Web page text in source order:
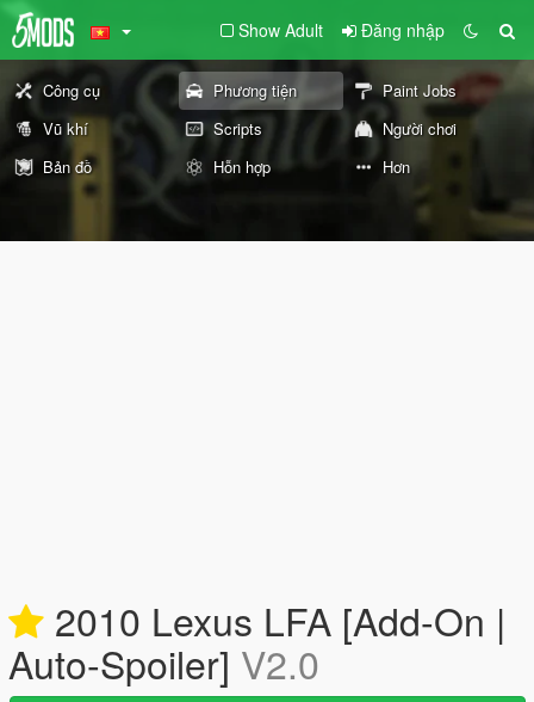
Show Adult Đăng nhập
Công cụ Phương tiện
Paint Jobs
Vũ khí
Scripts
Người chơi
Bản đồ
Hỗn hợp Hơn
2010 Lexus LFA [Add-On |
Auto-Spoiler] V2.0